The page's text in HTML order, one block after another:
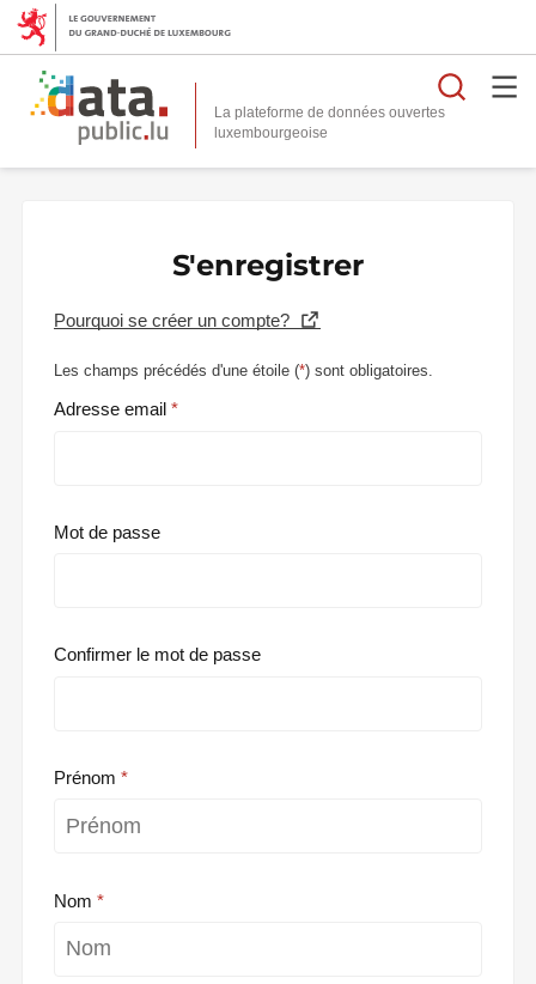
La plateforme de données ouvertes
S'enregistrer
Pourquoi se créer un compte?
Les champs précédés d'une étoile (*) sont obligatoires.
Adresse email
Mot de passe
Confirmer le mot de passe
Prénom
Nom